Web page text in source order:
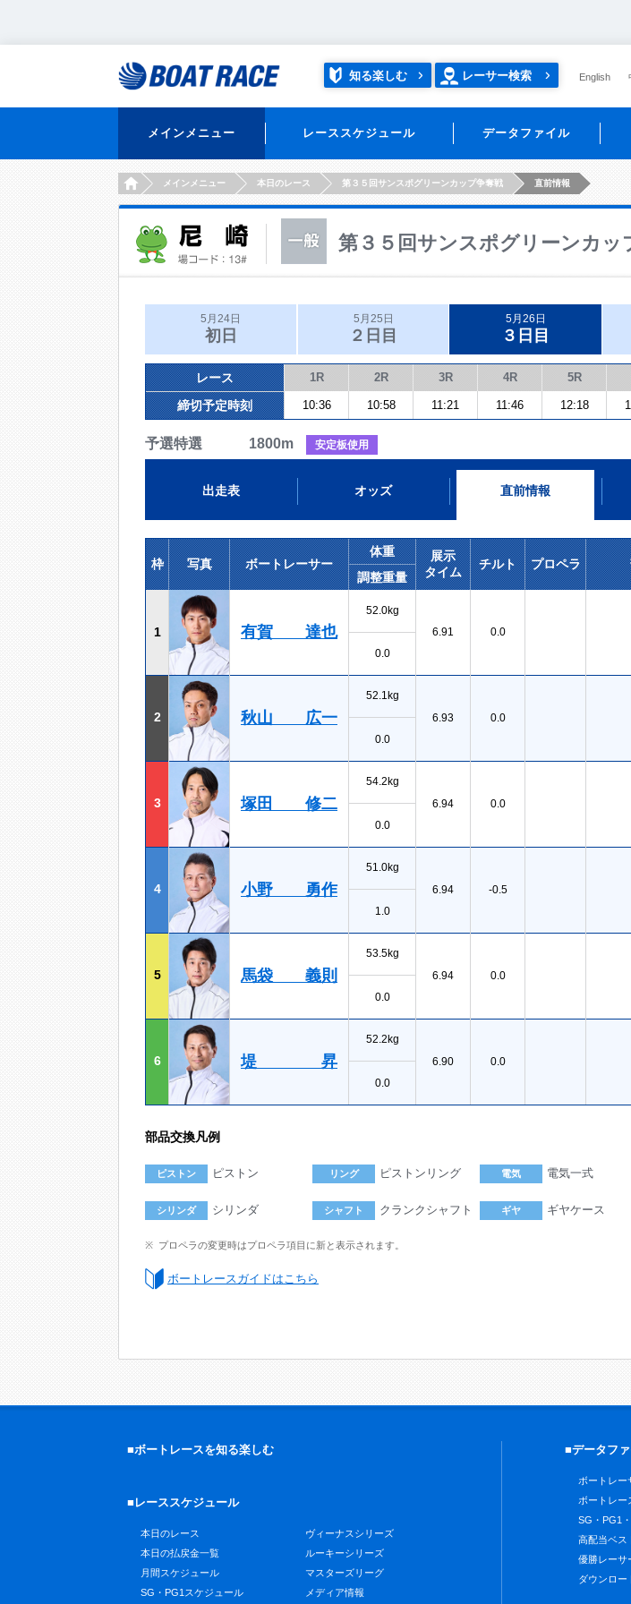
知る楽しむ レーサー検索 English
メインメニュー レーススケジュール データファイル
HOMEメインメニュー 本日のレース 第３５回サンスポグリーンカップ争奪戦 直前情報
第３５回サンスポグリーンカッ
5月24日
初日
5月25日
２日目
5月26日
３日目
レース 1R 2R 3R 4R 5R
締切予定時刻 10:36 10:58 11:21 11:46 12:18
予選特選 1800m 安定板使用
出走表 オッズ 直前情報
枠 写真 ボートレーサー
体重
展示
タイム
チルト プロペラ
調整重量
1 有賀 達也
52.0kg
6.91
0.0
0.0
2 秋山 広一
52.1kg
6.93
0.0
0.0
3 塚田 修二
54.2kg
6.94
0.0
0.0
4 小野 勇作
51.0kg
6.94
-0.5
1.0
5 馬袋 義則
53.5kg
6.94
0.0
0.0
6 堤 昇
52.2kg
6.90
0.0
0.0
部品交換凡例
ピストン ピストン リング ピストンリング 電気 電気一式
シリンダ シリンダ シャフト クランクシャフト ギヤ ギヤケース
プロペラの変更時はプロペラ項目に新と表示されます。
ボートレースガイドはこちら
■ボートレースを知る楽しむ
■レーススケジュール
本日のレース
本日の払戻金一覧
月間スケジュール
SG・PG1スケジュール
ヴィーナスシリーズ
ルーキーシリーズ
マスターズリーグ
メディア情報
■データフ
ボートレー
ボートレー
SG・PG1
高配当ベス
優勝レーサ
ダウンロー